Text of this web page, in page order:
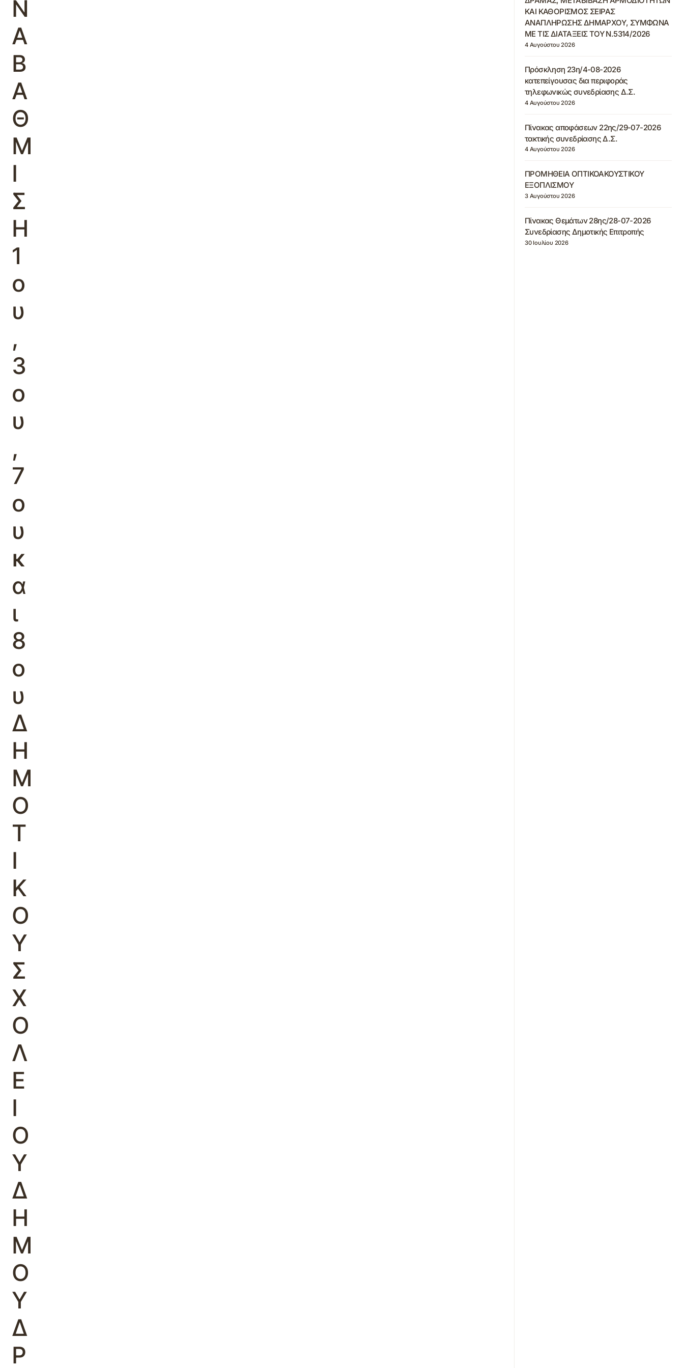
Ν
Α
Β
Α
Θ
Μ
Ι
Σ
Η
1
ο
υ
,
3
ο
υ
,
7
ο
υ
κ
α
ι
8
ο
υ
Δ
Η
Μ
Ο
Τ
Ι
Κ
Ο
Υ
Σ
Χ
Ο
Λ
Ε
Ι
Ο
Υ
Δ
Η
Μ
Ο
Υ
Δ
Ρ
ΚΑΙ ΚΑΘΟΡΙΣΜΟΣ ΣΕΙΡΑΣ
ΑΝΑΠΛΗΡΩΣΗΣ ΔΗΜΑΡΧΟΥ, ΣΥΜΦΩΝΑ
ΜΕ ΤΙΣ ΔΙΑΤΑΞΕΙΣ ΤΟΥ Ν.5314/2026
4 Αυγούστου 2026
Πρόσκληση 23η/4-08-2026
κατεπείγουσας δια περιφοράς
τηλεφωνικώς συνεδρίασης Δ.Σ.
4 Αυγούστου 2026
Πίνακας αποφάσεων 22ης/29-07-2026
τακτικής συνεδρίασης Δ.Σ.
4 Αυγούστου 2026
ΠΡΟΜΗΘΕΙΑ ΟΠΤΙΚΟΑΚΟΥΣΤΙΚΟΥ
ΕΞΟΠΛΙΣΜΟΥ
3 Αυγούστου 2026
Πίνακας Θεμάτων 28ης/28-07-2026
Συνεδρίασης Δημοτικής Επιτροπής
30 Ιουλίου 2026